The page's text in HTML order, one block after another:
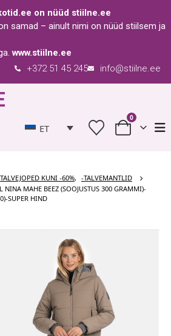
on nüüd stiilne.ee
samad – ainult nimi on nüüd stiilsem ja
www.stiilne.ee
info@stiilne.ee
+372 51 45 245
ET
0
TALVEJOPED KUNI -60%, -TALVEMANTLID
NINA MAHE BEEZ (SOOJUSTUS 300 GRAMMI)-
SUPER HIND